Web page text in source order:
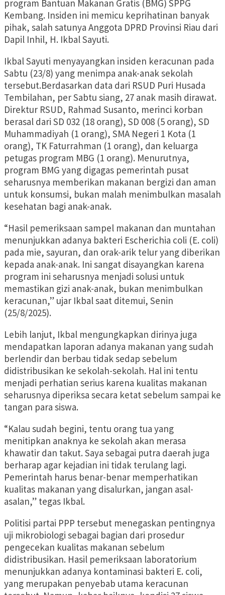
program Bantuan Makanan Gratis (BMG) SPPG
Kembang. Insiden ini memicu keprihatinan banyak
pihak, salah satunya Anggota DPRD Provinsi Riau dari
Dapil Inhil, H. Ikbal Sayuti.
Ikbal Sayuti menyayangkan insiden keracunan pada
Sabtu (23/8) yang menimpa anak-anak sekolah
tersebut.Berdasarkan data dari RSUD Puri Husada
Tembilahan, per Sabtu siang, 27 anak masih dirawat.
Direktur RSUD, Rahmad Susanto, merinci korban
berasal dari SD 032 (18 orang), SD 008 (5 orang), SD
Muhammadiyah (1 orang), SMA Negeri 1 Kota (1
orang), TK Faturrahman (1 orang), dan keluarga
petugas program MBG (1 orang). Menurutnya,
program BMG yang digagas pemerintah pusat
seharusnya memberikan makanan bergizi dan aman
untuk konsumsi, bukan malah menimbulkan masalah
kesehatan bagi anak-anak.
“Hasil pemeriksaan sampel makanan dan muntahan
menunjukkan adanya bakteri Escherichia coli (E. coli)
pada mie, sayuran, dan orak-arik telur yang diberikan
kepada anak-anak. Ini sangat disayangkan karena
program ini seharusnya menjadi solusi untuk
memastikan gizi anak-anak, bukan menimbulkan
keracunan,” ujar Ikbal saat ditemui, Senin
(25/8/2025).
Lebih lanjut, Ikbal mengungkapkan dirinya juga
mendapatkan laporan adanya makanan yang sudah
berlendir dan berbau tidak sedap sebelum
didistribusikan ke sekolah-sekolah. Hal ini tentu
menjadi perhatian serius karena kualitas makanan
seharusnya diperiksa secara ketat sebelum sampai ke
tangan para siswa.
“Kalau sudah begini, tentu orang tua yang
menitipkan anaknya ke sekolah akan merasa
khawatir dan takut. Saya sebagai putra daerah juga
berharap agar kejadian ini tidak terulang lagi.
Pemerintah harus benar-benar memperhatikan
kualitas makanan yang disalurkan, jangan asal-
asalan,” tegas Ikbal.
Politisi partai PPP tersebut menegaskan pentingnya
uji mikrobiologi sebagai bagian dari prosedur
pengecekan kualitas makanan sebelum
didistribusikan. Hasil pemeriksaan laboratorium
menunjukkan adanya kontaminasi bakteri E. coli,
yang merupakan penyebab utama keracunan